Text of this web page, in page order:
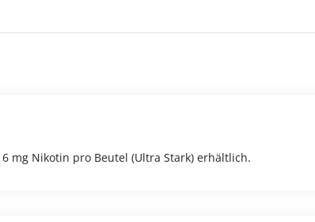
mg Nikotin pro Beutel (Ultra Stark) erhältlich.